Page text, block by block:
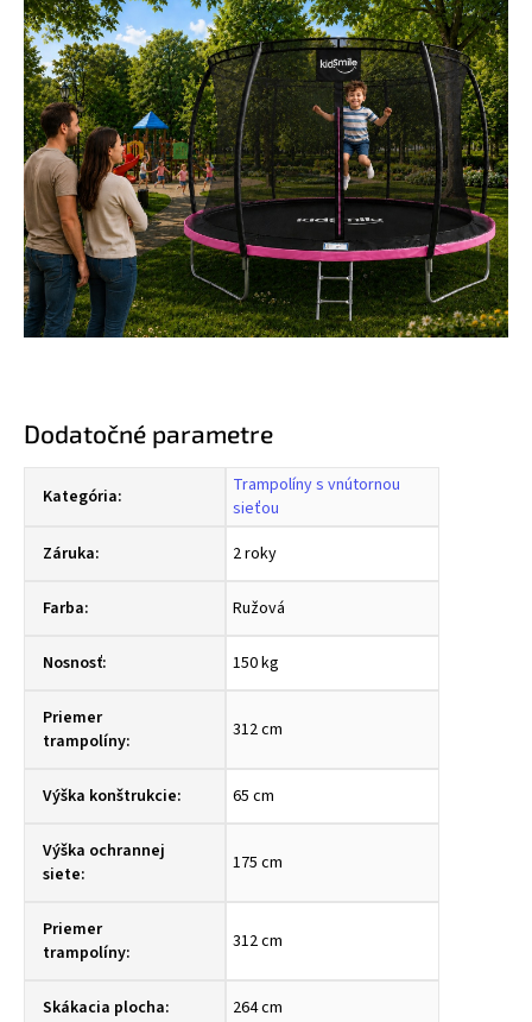
Dodatočné parametre
Kategória:
Trampolíny s vnútornou
sieťou
Záruka: 2 roky
Farba: Ružová
Nosnosť: 150 kg
Priemer
trampolíny: 312 cm
Výška konštrukcie: 65 cm
Výška ochrannej
siete: 175 cm
Priemer
trampolíny: 312 cm
Skákacia plocha: 264 cm